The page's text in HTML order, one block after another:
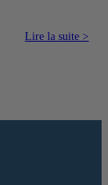
Lire la suite >